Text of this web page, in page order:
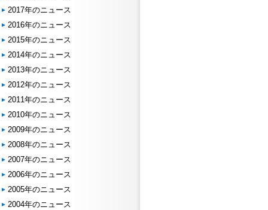
2017年のニュース
2016年のニュース
2015年のニュース
2014年のニュース
2013年のニュース
2012年のニュース
2011年のニュース
2010年のニュース
2009年のニュース
2008年のニュース
2007年のニュース
2006年のニュース
2005年のニュース
2004年のニュース